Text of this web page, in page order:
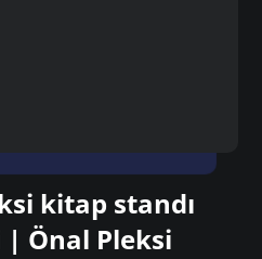
kitap standı
Önal Pleksi